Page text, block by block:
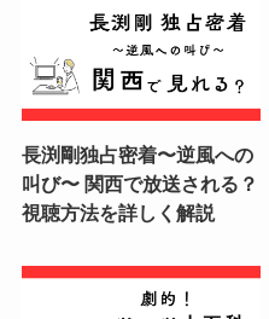
長渕剛独占密着〜逆風への
叫び〜 関西で放送される？
視聴方法を詳しく解説